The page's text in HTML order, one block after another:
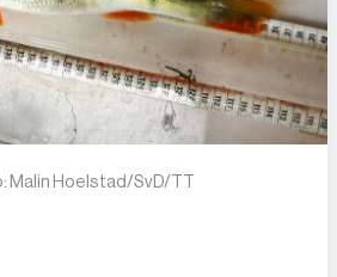
Malin Hoelstad/SvD/TT